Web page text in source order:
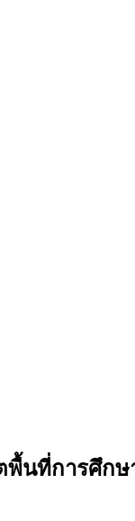
พื้นที่การศึก